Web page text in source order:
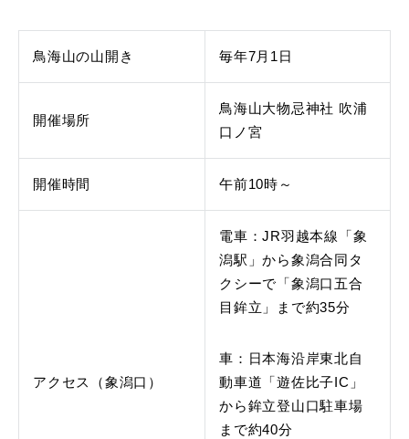
鳥海山の山開き 毎年7月1日
開催場所
鳥海山大物忌神社 吹浦
口ノ宮
開催時間 午前10時～
アクセス（象潟口）
電車：JR羽越本線「象
潟駅」から象潟合同タ
クシーで「象潟口五合
目鉾立」まで約35分
車：日本海沿岸東北自
動車道「遊佐比子IC」
から鉾立登山口駐車場
まで約40分